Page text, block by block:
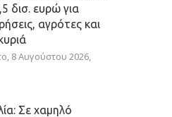
δισ. ευρώ για
αγρότες και
8 Αυγούστου 2026,
Σε χαμηλό